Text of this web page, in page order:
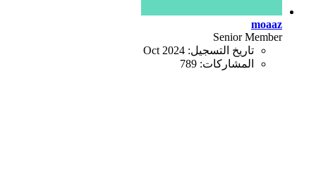
moaaz
Senior Member
تاريخ التسجيل: Oct 2024
المشاركات: 789